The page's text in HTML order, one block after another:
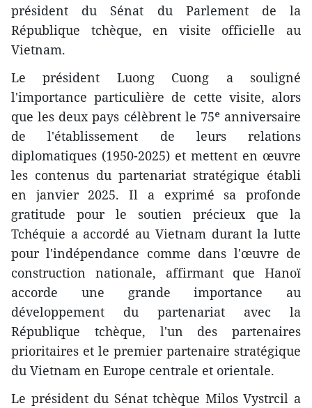
président du Sénat du Parlement de la
République tchèque, en visite officielle au
Vietnam.
Le président Luong Cuong a souligné
l'importance particulière de cette visite, alors
que les deux pays célèbrent le 75ᵉ anniversaire
de l'établissement de leurs relations
diplomatiques (1950-2025) et mettent en œuvre
les contenus du partenariat stratégique établi
en janvier 2025. Il a exprimé sa profonde
gratitude pour le soutien précieux que la
Tchéquie a accordé au Vietnam durant la lutte
pour l'indépendance comme dans l'œuvre de
construction nationale, affirmant que Hanoï
accorde une grande importance au
développement du partenariat avec la
République tchèque, l'un des partenaires
prioritaires et le premier partenaire stratégique
du Vietnam en Europe centrale et orientale.
Le président du Sénat tchèque Milos Vystrcil a